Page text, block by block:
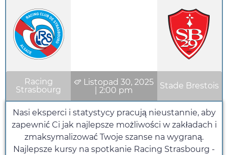
Racing
Strasbourg
Listopad 30, 2025
|2:00 pm Stade Brestois
Nasi eksperci i statystycy pracują nieustannie, aby
zapewnić Ci jak najlepsze możliwości w zakładach i
zmaksymalizować Twoje szanse na wygraną.
Najlepsze kursy na spotkanie Racing Strasbourg -